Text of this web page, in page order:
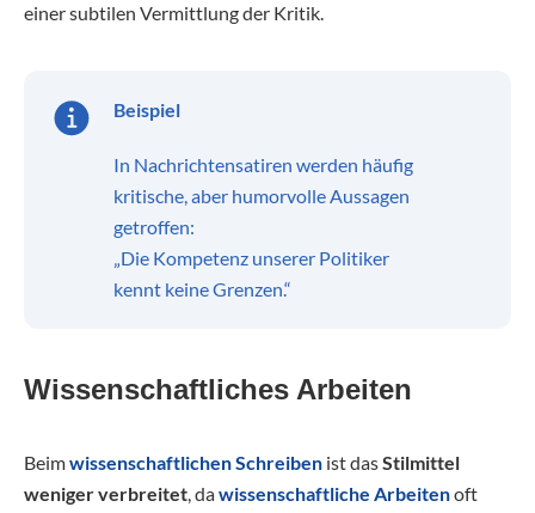
einer subtilen Vermittlung der Kritik.
Beispiel
In Nachrichtensatiren werden häufig
kritische, aber humorvolle Aussagen
getroffen:
„Die Kompetenz unserer Politiker
kennt keine Grenzen.“
Wissenschaftliches Arbeiten
Beimwissenschaftlichen Schreiben ist dasStilmittel
weniger verbreitet, dawissenschaftliche Arbeitenoft